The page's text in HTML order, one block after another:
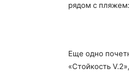
рядом с пляжем:
Еще одно
«Стойкость